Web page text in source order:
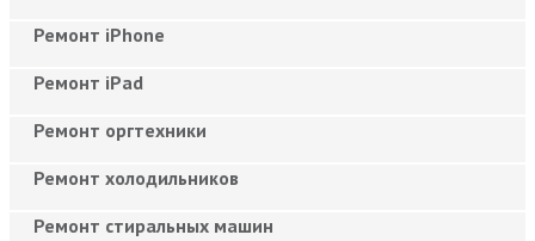
Ремонт iPhone
Ремонт iPad
Ремонт оргтехники
Ремонт холодильников
Ремонт стиральных машин